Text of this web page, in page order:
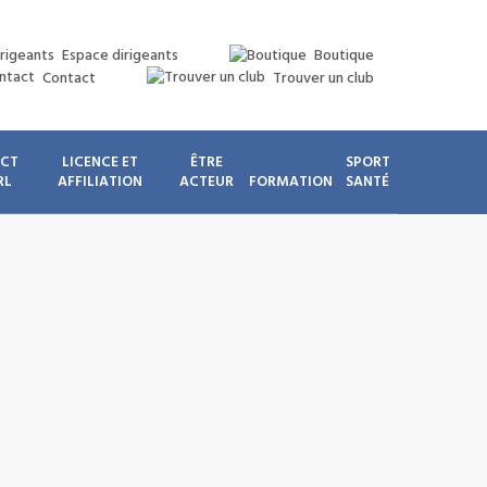
Espace dirigeants
Boutique
Contact
Trouver un club
LICENCE ET
AFFILIATION
ÊTRE
ACTEUR
FORMATION
SPORT
SANTÉ